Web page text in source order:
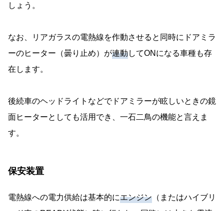
しょう。
なお、リアガラスの電熱線を作動させると同時にドアミラ
ーのヒーター（曇り止め）が連動してONになる車種も存
在します。
後続車のヘッドライトなどでドアミラーが眩しいときの鏡
面ヒーターとしても活用でき、一石二鳥の機能と言えま
す。
保安装置
電熱線への電力供給は基本的にエンジン （またはハイブリ